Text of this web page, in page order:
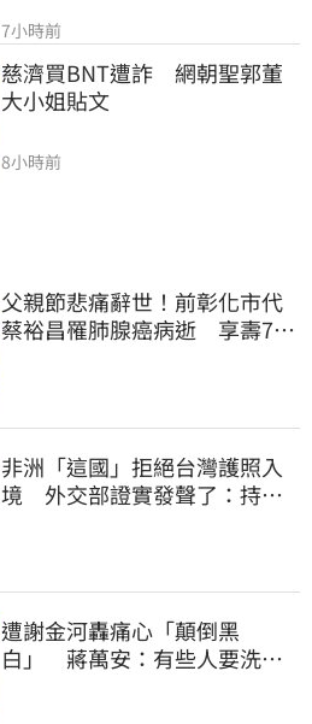
7小時前
慈濟買BNT遭詐　網朝聖郭董
大小姐貼文
8小時前
父親節悲痛辭世！前彰化市代
蔡裕昌罹肺腺癌病逝 享壽71
非洲「這國」拒絕台灣護照入
境 外交部證實發聲了：持續
遭謝金河轟痛心「顛倒黑
白」 蔣萬安：有些人要洗人